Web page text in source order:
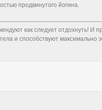
продвинутого йогина.
как следует отдохнуть! И
и способствуют